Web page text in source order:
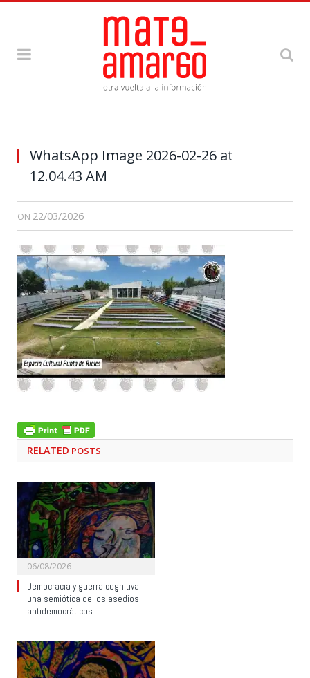
WhatsApp Image 2026-02-26 at
12.04.43 AM
ON 22/03/2026
RELATED POSTS
06/08/2026
Democracia y guerra cognitiva:
una semiótica de los asedios
antidemocráticos